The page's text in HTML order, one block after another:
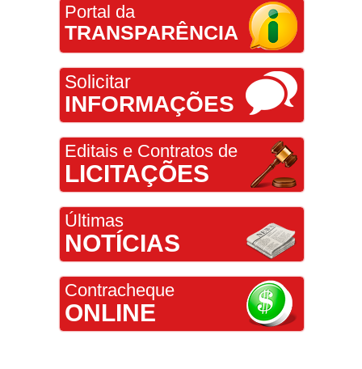
Portal da
TRANSPARÊNCIA
Solicitar
INFORMAÇÕES
Editais e Contratos de
LICITAÇÕES
Últimas
NOTÍCIAS
Contracheque
ONLINE